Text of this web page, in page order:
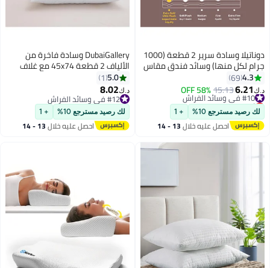
دوناتيلا وسادة سرير 2 قطعة (1000
جرام لكل منها) وسائد فندق مقاس
كينج 50 * 75 سنتيمتر وسادة سرير
مضادة للحساسية ناعمة من الألياف
الدقيقة ، أبيض
4.3
69
د.ك‏6.21
15.13
58% OFF #10 في وسائد الفراش
أقل سعر في 30 يوم
#10 في وسائد الفراش
لك رصيد مسترجع 10% + 1
احصل عليه خلال 13 - 14
DubaiGallery وسادة فاخرة من
الألياف 2 قطعة 45x74 مع غلاف
قماش قطني وحشوة بولي يوريثان
عالية الكثافة تقدم دعمًا فائقًا
ونعومة ومتانة مثالية لتحسين جودة
النوم ليلة بعد ليلة
5.0
1
د.ك‏8.02
#12 في وسائد الفراش
#12 في وسائد الفراش
لك رصيد مسترجع 10% + 1
احصل عليه خلال 13 - 14